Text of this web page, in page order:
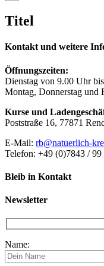
product
view
Titel
Kontakt und weitere
Öffnungszeiten:
Dienstag von 9.00 Uhr
Montag, Donnerstag und
Kurse und
Poststraße 16, 77871
E-Mail: rb@natuerlich-
Telefon: +49 (0)7843 / 99
Bleib in Kontakt
Newsletter
Name: